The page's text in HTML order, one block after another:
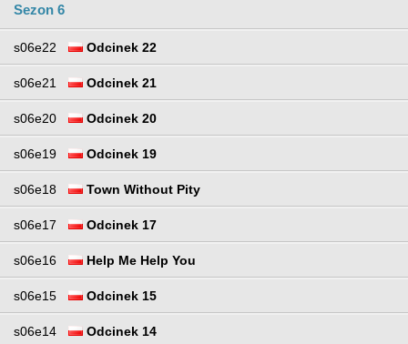
Sezon 6
s06e22 Odcinek 22
s06e21 Odcinek 21
s06e20 Odcinek 20
s06e19 Odcinek 19
s06e18 Town Without Pity
s06e17 Odcinek 17
s06e16 Help Me Help You
s06e15 Odcinek 15
s06e14 Odcinek 14